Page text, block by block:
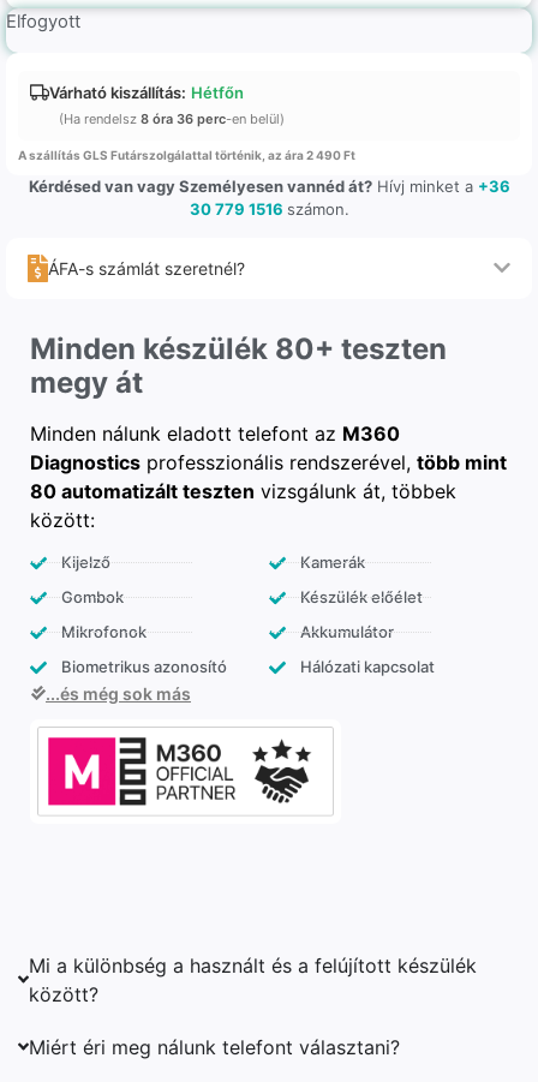
Elfogyott
Várható kiszállítás: Hétfőn
(Ha rendelsz 8 óra 36 perc-en belül)
A szállítás GLS Futárszolgálattal történik, az ára 2 490 Ft
Kérdésed van vagy Személyesen vannéd át?Hívj minket a +36
30 779 1516 számon.
ÁFA-s számlát szeretnél?
Minden készülék 80+ teszten
megy át
Minden nálunk eladott telefont az M360
Diagnostics professzionális rendszerével, több mint
80 automatizált teszten vizsgálunk át, többek
között:
Kijelző
Gombok
Mikrofonok
Biometrikus azonosító
Kamerák
Készülék előélet
Akkumulátor
Hálózati kapcsolat
...és még sok más
Mi a különbség a használt és a felújított készülék
között?
Miért éri meg nálunk telefont választani?